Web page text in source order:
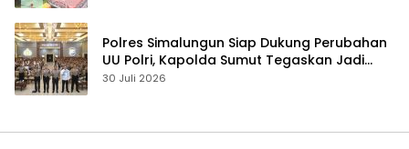
Polres Simalungun Siap Dukung Perubahan
UU Polri, Kapolda Sumut Tegaskan Jadi
Fondasi Penguatan Profesionalisme dan
30 Juli 2026